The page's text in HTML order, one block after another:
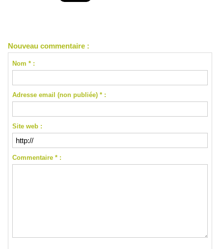
Nouveau commentaire :
Nom * :
Adresse email (non publiée) * :
Site web :
Commentaire * :